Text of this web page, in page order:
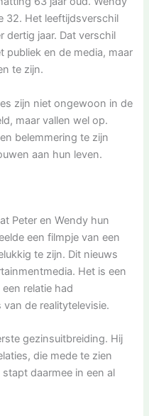
32. Het leeftijdsverschil
dertig jaar. Dat verschil
en de media, maar
te zijn.
zijn niet ongewoon in de
maar vallen wel op.
belemmering te zijn
aan hun leven.
Peter en Wendy hun
een filmpje van een
te zijn. Dit nieuws
Het is een
relatie had
de realitytelevisie.
gezinsuitbreiding. Hij
die mede te zien
daarmee in een al